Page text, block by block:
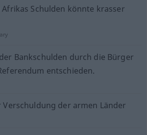
Afrikas Schulden könnte krasser
Bankschulden durch die Bürger
entschieden.
Verschuldung der armen Länder